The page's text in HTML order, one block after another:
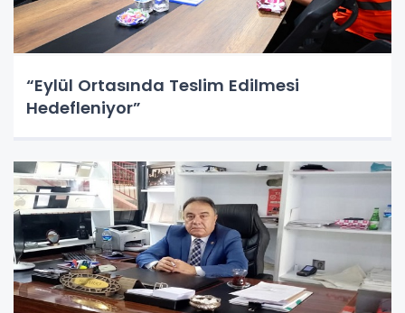
“Eylül Ortasında Teslim Edilmesi
Hedefleniyor”